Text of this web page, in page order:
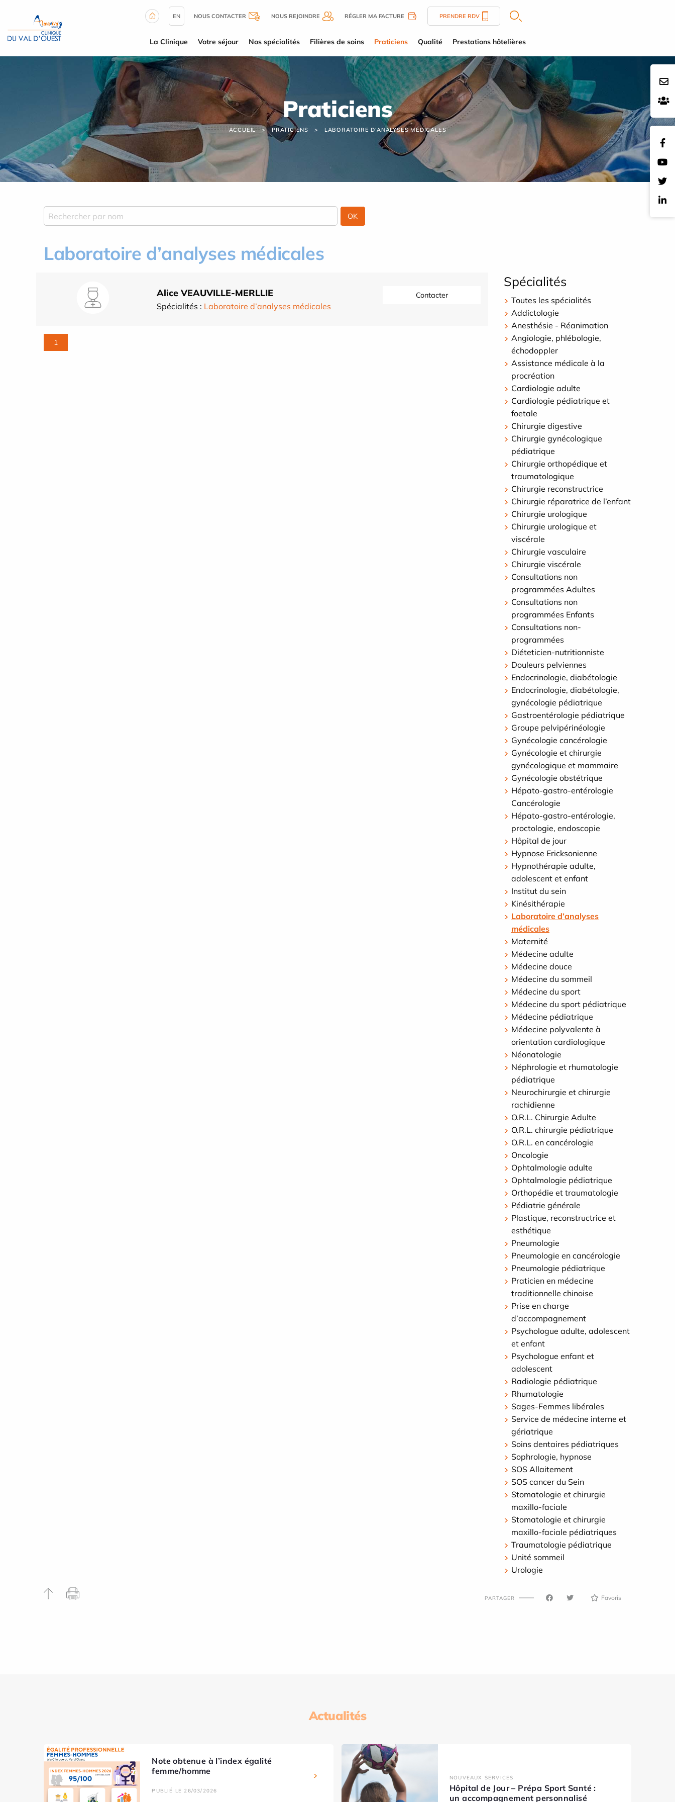
EN NOUS CONTACTER NOUS REJOINDRE RÉGLER MA FACTURE PRENDRE RDV
La Clinique Votre séjour Nos spécialités Filières de soins Praticiens Qualité Prestations hôtelières
Praticiens
ACCUEIL PRATICIENS LABORATOIRE D’ANALYSES MÉDICALES
Laboratoire d’analyses médicales
Alice VEAUVILLE-MERLLIE
Spécialités : Laboratoire d’analyses médicales
Contacter
1
Spécialités
Toutes les spécialités
Addictologie
Anesthésie - Réanimation
Angiologie, phlébologie,
échodoppler
Assistance médicale à la
procréation
Cardiologie adulte
Cardiologie pédiatrique et
foetale
Chirurgie digestive
Chirurgie gynécologique
pédiatrique
Chirurgie orthopédique et
traumatologique
Chirurgie reconstructrice
Chirurgie réparatrice de l’enfant
Chirurgie urologique
Chirurgie urologique et
viscérale
Chirurgie vasculaire
Chirurgie viscérale
Consultations non
programmées Adultes
Consultations non
programmées Enfants
Consultations non-
programmées
Diéteticien-nutritionniste
Douleurs pelviennes
Endocrinologie, diabétologie
Endocrinologie, diabétologie,
gynécologie pédiatrique
Gastroentérologie pédiatrique
Groupe pelvipérinéologie
Gynécologie cancérologie
Gynécologie et chirurgie
gynécologique et mammaire
Gynécologie obstétrique
Hépato-gastro-entérologie
Cancérologie
Hépato-gastro-entérologie,
proctologie, endoscopie
Hôpital de jour
Hypnose Ericksonienne
Hypnothérapie adulte,
adolescent et enfant
Institut du sein
Kinésithérapie
Laboratoire d’analyses
médicales
Maternité
Médecine adulte
Médecine douce
Médecine du sommeil
Médecine du sport
Médecine du sport pédiatrique
Médecine pédiatrique
Médecine polyvalente à
orientation cardiologique
Néonatologie
Néphrologie et rhumatologie
pédiatrique
Neurochirurgie et chirurgie
rachidienne
O.R.L. Chirurgie Adulte
O.R.L. chirurgie pédiatrique
O.R.L. en cancérologie
Oncologie
Ophtalmologie adulte
Ophtalmologie pédiatrique
Orthopédie et traumatologie
Pédiatrie générale
Plastique, reconstructrice et
esthétique
Pneumologie
Pneumologie en cancérologie
Pneumologie pédiatrique
Praticien en médecine
traditionnelle chinoise
Prise en charge
d’accompagnement
Psychologue adulte, adolescent
et enfant
Psychologue enfant et
adolescent
Radiologie pédiatrique
Rhumatologie
Sages-Femmes libérales
Service de médecine interne et
gériatrique
Soins dentaires pédiatriques
Sophrologie, hypnose
SOS Allaitement
SOS cancer du Sein
Stomatologie et chirurgie
maxillo-faciale
Stomatologie et chirurgie
maxillo-faciale pédiatriques
Traumatologie pédiatrique
Unité sommeil
Urologie
PARTAGER Favoris
Actualités
Note obtenue à l’index égalité
femme/homme
PUBLIÉ LE 26/03/2026
NOUVEAUX SERVICES
Hôpital de Jour – Prépa Sport Santé :
un accompagnement personnalisé